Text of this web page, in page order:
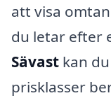
att visa
du letar efter
Sävast kan
prisklasser